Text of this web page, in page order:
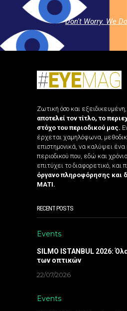
Don't Worry. We
Ζωτική όσο και εξειδικευμένη,
αποτελεί τον τίτλο, το
στόχο του περιοδικού μας.
έρχεται χαμηλόφωνα,
επιστημονικά, να καλύψει
περιοδικού που, εδώ και
επιτύχει το διαφορετικό, και
όργανο πληροφόρησης και
ΜΑΤΙ.
RECENT POSTS
Events
SILMO ISTANBUL 2026:
των οπτικών
22/07/2026
Events